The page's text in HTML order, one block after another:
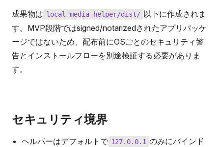
成果物は local-media-helper/dist/ 以下に作成されま
す。MVP段階ではsigned/notarizedされたアプリパッケ
ージではないため、配布前にOSごとのセキュリティ警
告とインストールフローを別途検証する必要がありま
す。
セキュリティ境界
ヘルパーはデフォルトで 127.0.0.1 のみにバインド